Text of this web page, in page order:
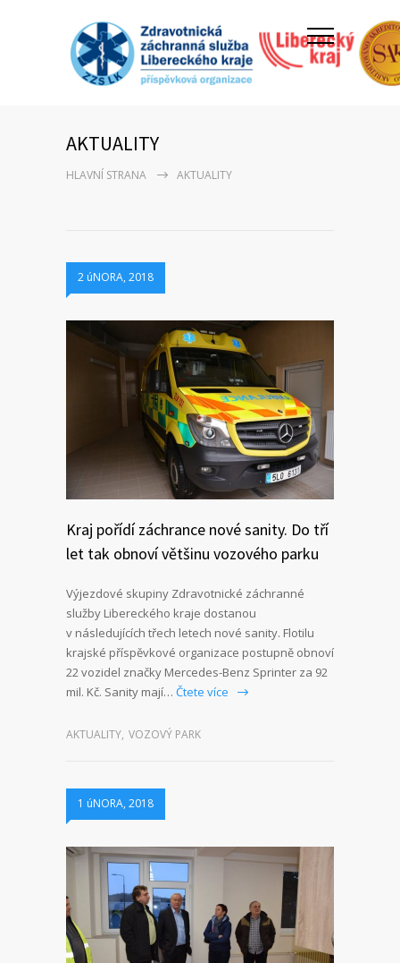
AKTUALITY
HLAVNÍ STRANA AKTUALITY
2 úNORA, 2018
Kraj pořídí záchrance nové sanity. Do tří
let tak obnoví většinu vozového parku
Výjezdové skupiny Zdravotnické záchranné
služby Libereckého kraje dostanou
v následujících třech letech nové sanity. Flotilu
krajské příspěvkové organizace postupně obnoví
22 vozidel značky Mercedes-Benz Sprinter za 92
mil. Kč. Sanity mají… Čtete více
AKTUALITY, VOZOVÝ PARK
1 úNORA, 2018